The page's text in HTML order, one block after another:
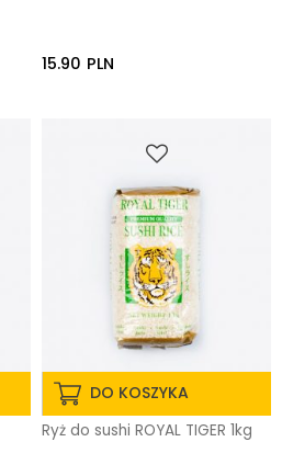
15.90 PLN
DO KOSZYKA
Ryż do sushi ROYAL TIGER 1kg